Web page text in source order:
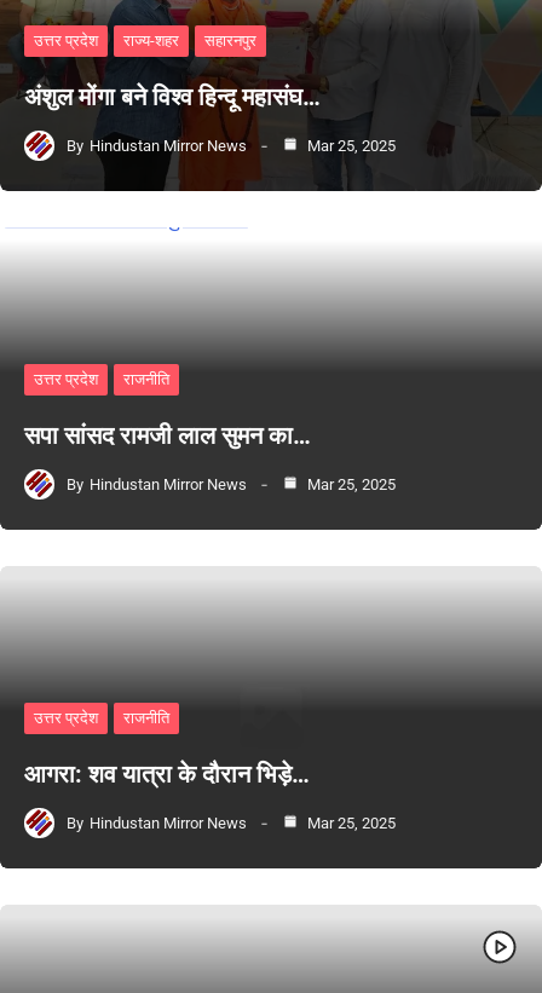
उत्तर प्रदेश राज्य-शहर सहारनपुर
अंशुल मोंगा बने विश्व हिन्दू महासंघ…
By Hindustan Mirror News Mar 25, 2025
उत्तर प्रदेश राजनीति
सपा सांसद रामजी लाल सुमन का…
By Hindustan Mirror News Mar 25, 2025
उत्तर प्रदेश राजनीति
आगरा: शव यात्रा के दौरान भिड़े…
By Hindustan Mirror News Mar 25, 2025